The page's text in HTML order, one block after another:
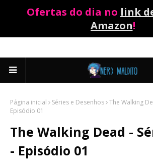
Ofertas do dia no link
Amazon!
Página inicial Séries e Desenhos The Walking
Episódio 01
The Walking Dead -
- Episódio 01